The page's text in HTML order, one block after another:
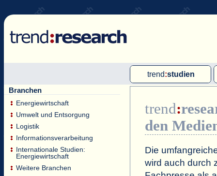
trend:studien
Single-Client-Studien
Internationale Markt Reports
Branchen
Energiewirtschaft
Umwelt und Entsorgung
Logistik
Informationsverarbeitung
Internationale Studien:
Energiewirtschaft
Weitere Branchen
trend:
den
Die
wird auch durch